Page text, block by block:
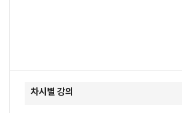
차시별 강의